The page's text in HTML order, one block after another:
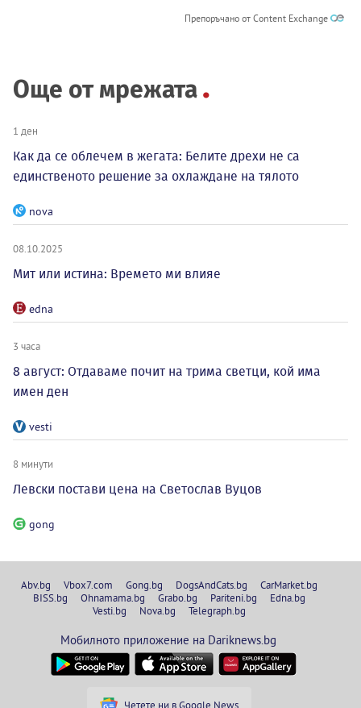
Препоръчано от Content Exchange
Още от мрежата
1 ден
Как да се облечем в жегата: Белите дрехи не са
единственото решение за охлаждане на тялото
nova
08.10.2025
Мит или истина: Времето ми влияе
edna
3 часа
8 август: Отдаваме почит на трима светци, кой има
имен ден
vesti
8 минути
Левски постави цена на Светослав Вуцов
gong
Abv.bg Vbox7.com Gong.bg DogsAndCats.bg
CarMarket.bg
BISS.bg
Ohnamama.bg Grabo.bg Pariteni.bg
Edna.bg
Vesti.bg
Nova.bg Telegraph.bg
Мобилното приложение на Dariknews.bg
Четете ни в Google News